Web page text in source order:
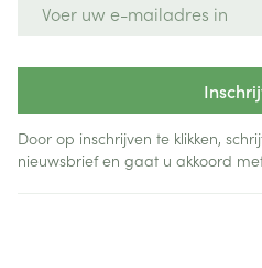
Door op inschrijven te klikken,
nieuwsbrief en gaat u akkoord